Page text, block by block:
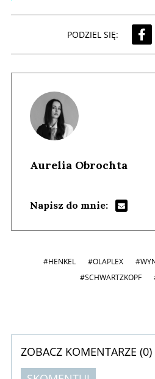
PODZIEL SIĘ:
Aurelia Obrochta
Napisz do mnie:
#HENKEL #OLAPLEX
#SCHWARTZKOPF
ZOBACZ KOMENTARZE (0)